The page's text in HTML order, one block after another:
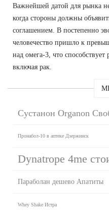
Важнейшей датой для рынка
когда стороны должны
соглашением. В постепенно
человечество пришло к
над омега-3, что
включая рак.
Сустанон Organon
Пронабол-10 в аптеке Дзержинск
Dynatrope 4me
Параболан дешево Апатиты
Whey Shake Истра